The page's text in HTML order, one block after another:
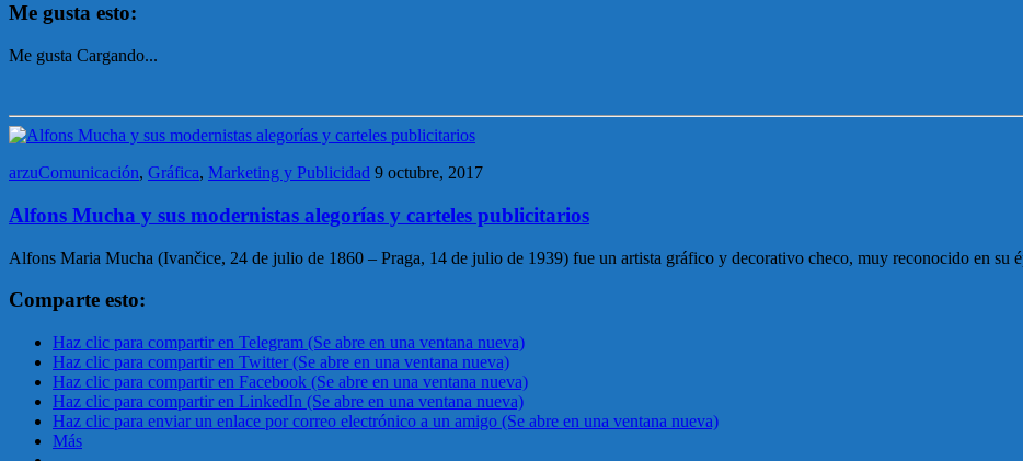
Me gusta esto:
Me gusta Cargando...
arzuComunicación, Gráfica, Marketing y Publicidad 9 octubre, 2017
Alfons Mucha y sus modernistas alegorías y carteles publicitarios
Alfons Maria Mucha (Ivančice, 24 de julio de 1860 – Praga, 14 de julio de 1939) fue un artista gráfico y decorativo checo, muy reconocido en su
Comparte esto:
Haz clic para compartir en Telegram (Se abre en una ventana nueva)
Haz clic para compartir en Twitter (Se abre en una ventana nueva)
Haz clic para compartir en Facebook (Se abre en una ventana nueva)
Haz clic para compartir en LinkedIn (Se abre en una ventana nueva)
Haz clic para enviar un enlace por correo electrónico a un amigo (Se abre en una ventana nueva)
Más